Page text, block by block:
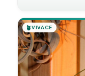
🪴VIVACE